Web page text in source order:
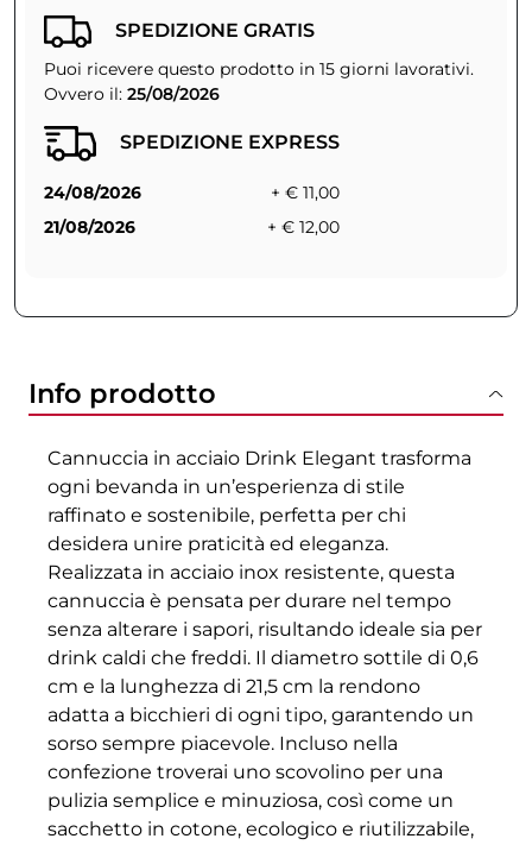
SPEDIZIONE GRATIS
Puoi ricevere questo prodotto in 15 giorni lavorativi.
Ovvero il: 25/08/2026
SPEDIZIONE EXPRESS
24/08/2026
+ € 11,00
21/08/2026
+ € 12,00
Info prodotto
Cannuccia in acciaio Drink Elegant trasforma
ogni bevanda in un’esperienza di stile
raffinato e sostenibile, perfetta per chi
desidera unire praticità ed eleganza.
Realizzata in acciaio inox resistente, questa
cannuccia è pensata per durare nel tempo
senza alterare i sapori, risultando ideale sia per
drink caldi che freddi. Il diametro sottile di 0,6
cm e la lunghezza di 21,5 cm la rendono
adatta a bicchieri di ogni tipo, garantendo un
sorso sempre piacevole. Incluso nella
confezione troverai uno scovolino per una
pulizia semplice e minuziosa, così come un
sacchetto in cotone, ecologico e riutilizzabile,